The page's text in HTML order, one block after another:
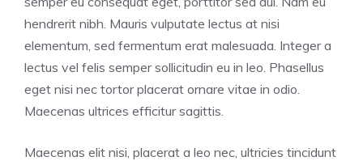
hendrerit nibh. Mauris vulputate lectus at nisi
elementum, sed fermentum erat malesuada. Integer a
lectus vel felis semper sollicitudin eu in leo. Phasellus
eget nisi nec tortor placerat ornare vitae in odio.
Maecenas ultrices efficitur sagittis.
Maecenas elit nisi, placerat a leo nec, ultricies tincidunt